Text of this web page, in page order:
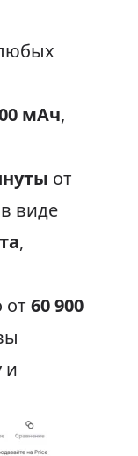
мАч,
от
виде
,
от 60 900
и